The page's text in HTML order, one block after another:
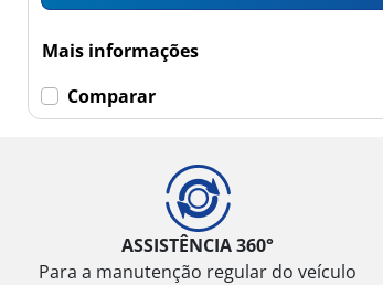
Mais informações
Comparar
ASSISTÊNCIA 360°
Para a manutenção regular do veículo